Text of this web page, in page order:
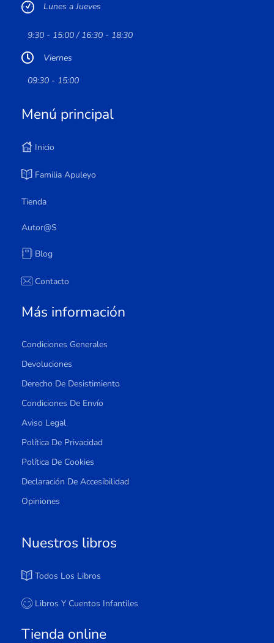
Lunes a Jueves
9:30 - 15:00 / 16:30 - 18:30
Viernes
09:30 - 15:00
Menú principal
Inicio
Familia Apuleyo
Tienda
Autor@s
Blog
Contacto
Más información
Condiciones Generales
Devoluciones
Derecho De Desistimiento
Condiciones De Envío
Aviso Legal
Política De Privacidad
Política De Cookies
Declaración De Accesibilidad
Opiniones
Nuestros libros
Todos Los Libros
Libros Y Cuentos Infantiles
Tienda online